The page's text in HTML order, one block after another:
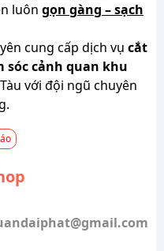
luôn gọn gàng – sạch
cung cấp dịch vụ cắt
sóc cảnh quan khu
với đội ngũ chuyên